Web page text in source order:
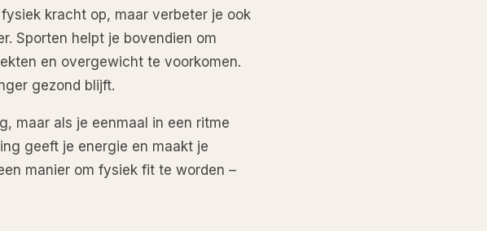
kracht op, maar verbeter je ook
Sporten helpt je bovendien om
en overgewicht te voorkomen.
gezond blijft.
maar als je eenmaal in een ritme
geeft je energie en maakt je
manier om fysiek fit te worden –